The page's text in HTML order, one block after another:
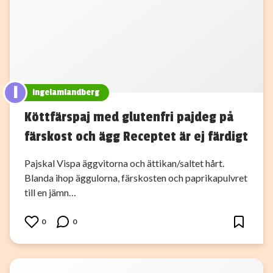
I ingelamlandberg
Köttfärspaj med glutenfri pajdeg på
färskost och ägg Receptet är ej färdigt
Pajskal Vispa äggvitorna och ättikan/saltet hårt.
Blanda ihop äggulorna, färskosten och paprikapulvret
till en jämn…
0 0